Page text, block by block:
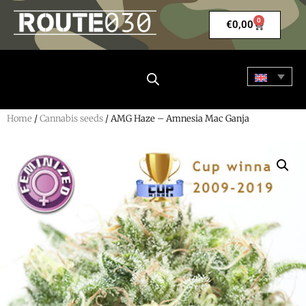
€0,00 0
Home /Cannabis seeds / AMG Haze – Amnesia Mac Ganja